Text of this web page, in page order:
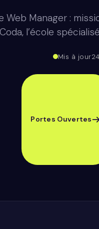
Web Manager :
l’école
Mis à jour
Portes Ouvertes